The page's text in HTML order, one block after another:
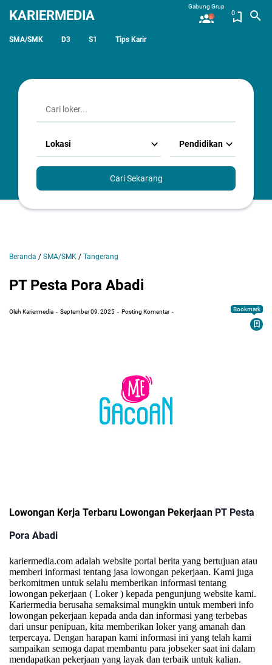
KARIERMEDIA
SMA/SMK D3 S1 Tips Karir
0
Gabung Grup
Lokasi Pendidikan
Cari Sekarang
Beranda / SMA/SMK / Tangerang
PT Pesta Pora Abadi
Oleh Kariermedia September 09, 2025 Posting Komentar Bookmark
Lowongan Kerja Terbaru Lowongan Pekerjaan PT Pesta
Pora Abadi
kariermedia.com adalah website portal berita yang bertujuan atau
memberi informasi tentang jasa lowongan pekerjaan. Kami juga
berkomitmen untuk selalu memberikan informasi tentang
lowongan pekerjaan ( Loker ) kepada pengunjung website kami.
Kariermedia berusaha semaksimal mungkin untuk memberi info
lowongan pekerjaan kepada anda dan informasi yang terbebas
dari unsur penipuan, kita memberikan loker yang amanah dan
terpercaya. Dengan harapan kami informasi ini yang telah kami
sampaikan semoga dapat membantu para jobseker saat ini dalam
mendapatkan pekerjaan yang layak dan terbaik untuk kalian.